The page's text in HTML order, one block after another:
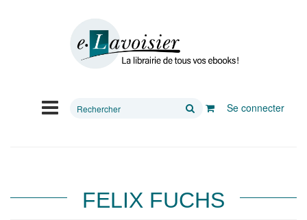
Rechercher
Se connecter
FELIX FUCHS